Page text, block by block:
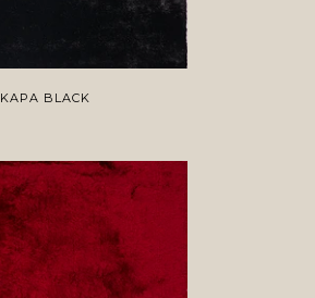
KAPA BLACK